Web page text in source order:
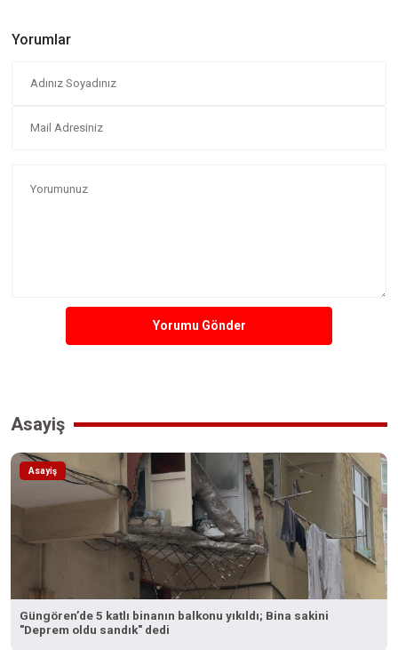
Yorumlar
Yorumu Gönder
Asayiş
Asayiş
Güngören’de 5 katlı binanın balkonu yıkıldı; Bina sakini
"Deprem oldu sandık" dedi